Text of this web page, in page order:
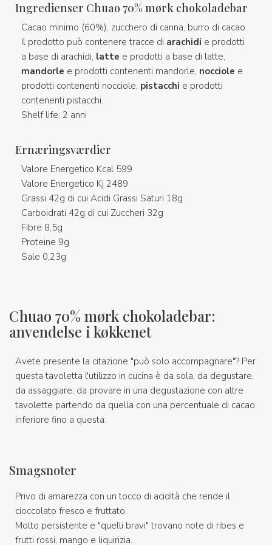
Ingredienser Chuao 70% mørk chokoladebar
Cacao minimo (60%), zucchero di canna, burro di cacao.
Il prodotto può contenere tracce di arachidi e prodotti
a base di arachidi, latte e prodotti a base di latte,
mandorle e prodotti contenenti mandorle, nocciole e
prodotti contenenti nocciole, pistacchi e prodotti
contenenti pistacchi.
Shelf life: 2 anni
Ernæringsværdier
Valore Energetico Kcal 599
Valore Energetico Kj 2489
Grassi 42g di cui Acidi Grassi Saturi 18g
Carboidrati 42g di cui Zuccheri 32g
Fibre 8,5g
Proteine 9g
Sale 0,23g
Chuao 70% mørk chokoladebar:
anvendelse i køkkenet
Avete presente la citazione "può solo accompagnare"? Per
questa tavoletta l'utilizzo in cucina è da sola, da degustare,
da assaggiare, da provare in una degustazione con altre
tavolette partendo da quella con una percentuale di cacao
inferiore fino a questa.
Smagsnoter
Privo di amarezza con un tocco di acidità che rende il
cioccolato fresco e fruttato.
Molto persistente e "quelli bravi" trovano note di ribes e
frutti rossi, mango e liquirizia.